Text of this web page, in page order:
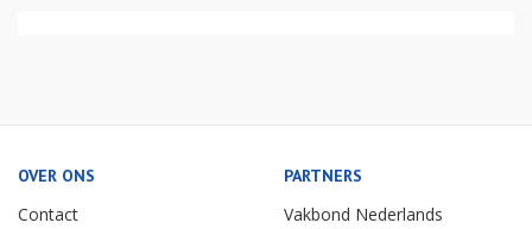
OVER ONS
Contact
PARTNERS
Vakbond Nederlands